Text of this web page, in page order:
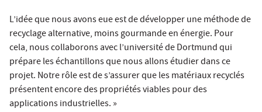
L’idée que nous avons eue est de développer une méthode de
recyclage alternative, moins gourmande en énergie. Pour
cela, nous collaborons avec l’université de Dortmund qui
prépare les échantillons que nous allons étudier dans ce
projet. Notre rôle est de s’assurer que les matériaux recyclés
présentent encore des propriétés viables pour des
applications industrielles. »